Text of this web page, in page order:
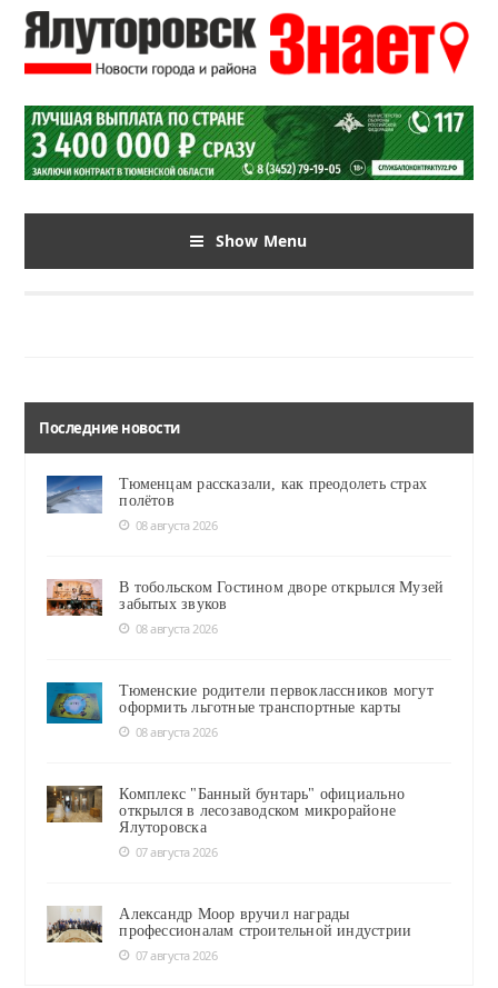
Show Menu
Последние новости
Тюменцам рассказали, как преодолеть страх
полётов
08 августа 2026
В тобольском Гостином дворе открылся Музей
забытых звуков
08 августа 2026
Тюменские родители первоклассников могут
оформить льготные транспортные карты
08 августа 2026
Комплекс "Банный бунтарь" официально
открылся в лесозаводском микрорайоне
Ялуторовска
07 августа 2026
Александр Моор вручил награды
профессионалам строительной индустрии
07 августа 2026